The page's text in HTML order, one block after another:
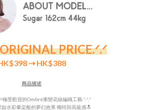
PRICE.ᐟ.ᐟ
⇢ HK$388
商品描述
受歡迎的Ombré漸變花線編織工藝.ᐟ.ᐟ.ᐟ
水彩暈染般的夢幻效果 獨特與高級感🔝